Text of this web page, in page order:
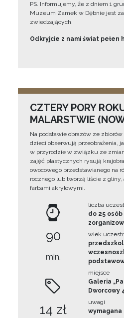
PS. Informujemy, że z dniem 1
Muzeum Zamek w Dębnie jest
zwiedzających.
Odkryjcie z nami świat pełen
CZTERY PORY
MALARSTWIE
Na podstawie obrazów ze
dzieci obserwują przeobrażenia,
w przyrodzie w związku ze
zajęć plastycznych rysują
owocowego przedstawianego na
rocznego lub tworzą liście z
farbami akrylowymi.
90
min.
14 zł
liczba
do 25
wiek
miejsce
Galeria
Dworcowy
uwagi